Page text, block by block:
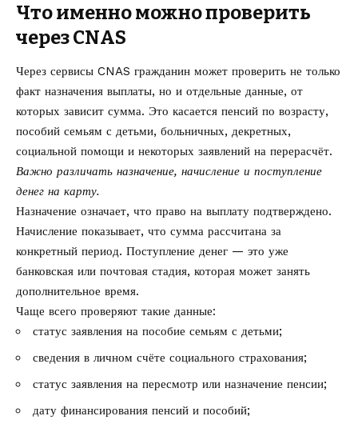
Что именно можно проверить
через CNAS
Через сервисы CNAS гражданин может проверить не только
факт назначения выплаты, но и отдельные данные, от
которых зависит сумма. Это касается пенсий по возрасту,
пособий семьям с детьми, больничных, декретных,
социальной помощи и некоторых заявлений на перерасчёт.
Важно различать назначение, начисление и поступление
денег на карту.
Назначение означает, что право на выплату подтверждено.
Начисление показывает, что сумма рассчитана за
конкретный период. Поступление денег — это уже
банковская или почтовая стадия, которая может занять
дополнительное время.
Чаще всего проверяют такие данные:
статус заявления на пособие семьям с детьми;
сведения в личном счёте социального страхования;
статус заявления на пересмотр или назначение пенсии;
дату финансирования пенсий и пособий;